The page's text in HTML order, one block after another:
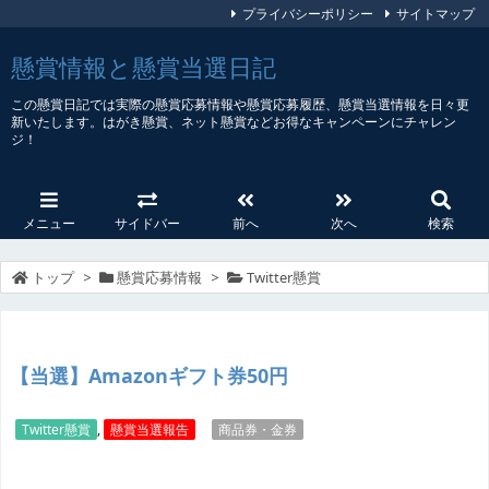
懸賞情報と懸賞当選日記
この懸賞日記では実際の懸賞応募情報や懸賞応募履歴、懸賞当選情報を日々更
新いたします。はがき懸賞、ネット懸賞などお得なキャンペーンにチャレン
ジ！
メニュー サイドバー 前へ 次へ 検索
プライバシーポリシー サイトマップ
トップ > 懸賞応募情報 > Twitter懸賞
【当選】Amazonギフト券50円
Twitter懸賞 , 懸賞当選報告 商品券・金券